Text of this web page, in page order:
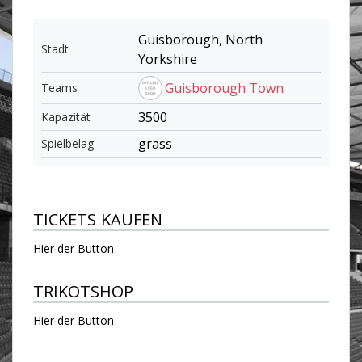
Stadt
Guisborough, North
Yorkshire
Teams Guisborough Town
Kapazität 3500
Spielbelag grass
TICKETS KAUFEN
Hier der Button
TRIKOTSHOP
Hier der Button